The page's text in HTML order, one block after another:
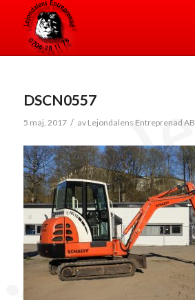
DSCN0557
5 maj, 2017 / av Lejondalens Entreprenad AB